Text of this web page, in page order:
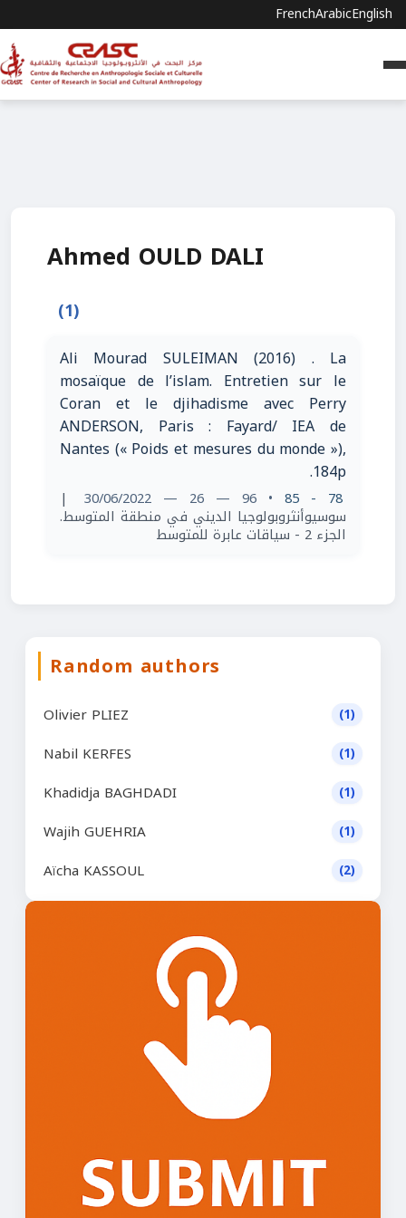
FrenchArabicEnglish
Ahmed OULD DALI
(1)
Ali Mourad SULEIMAN (2016) . La
mosaïque de l’islam. Entretien sur le
Coran et le djihadisme avec Perry
ANDERSON, Paris : Fayard/ IEA de
Nantes (« Poids et mesures du monde »),
184p.
78 - 85
• 96 — 26 — 30/06/2022
|
سوسيوأنثروبولوجيا الديني في منطقة المتوسط.
الجزء 2 - سياقات عابرة للمتوسط
Random authors
Olivier PLIEZ (1)
Nabil KERFES (1)
Khadidja BAGHDADI (1)
Wajih GUEHRIA (1)
Aïcha KASSOUL (2)